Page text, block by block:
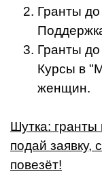
Гранты
Гранты
Курсы в
женщин.
Шутка: гранты
подай
повезёт!